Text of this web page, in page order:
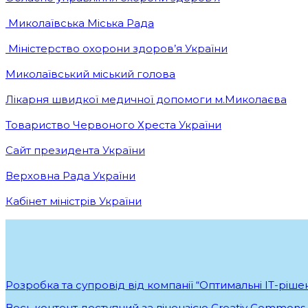
Миколаївська Міська Рада
Міністерство охорони здоров’я України
Миколаївський міський голова
Лікарня швидкої медичної допомоги м.Миколаєва
Товариство Червоного Хреста України
Сайт президента України
Верховна Рада України
Кабінет міністрів України
Розробка та супровід від компанії “Оптимальні ІТ-